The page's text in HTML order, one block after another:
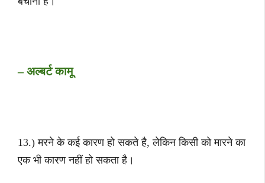
– अल्बर्ट कामू
13.) मरने के कई कारण हो सकते है, लेकिन किसी को मारने का
एक भी कारण नहीं हो सकता है।